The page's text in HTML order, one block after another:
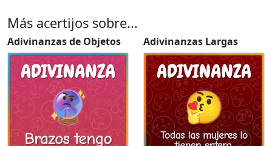
Más acertijos sobre...
Adivinanzas de Objetos Adivinanzas Largas